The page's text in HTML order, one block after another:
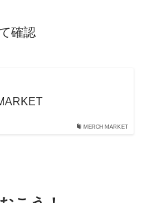
確認
MERCH MARKET